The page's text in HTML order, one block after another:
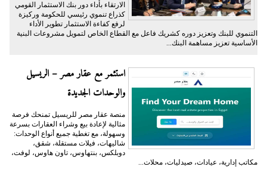
الارتقاء بأداء دور بنك الاستثمار القومي
كذراع تنموي رئيسي للحكومة وركيزة
لرفع كفاءة الاستثمار تطوير الأداء
التنموي للبنك وتعزيز دوره كشريك فاعل مع القطاع الخاص لتمويل مشروعات البنية
الأساسية تعزيز مساهمة البنك...
استثمر مع عقار مصر – الريسيل
والوحدات الجديدة
منصة عقار مصر للريسيل تمنحك فرصة
مثالية لإعادة بيع وشراء العقارات بسرعة
وسهولة، مع تغطية جميع أنواع الوحدات:
شاليهات، فيلات مستقلة، شقق،
دوبلكس، بنتهاوس، تاون هاوس، لوفت،
مكاتب إدارية، عيادات، صيدليات، محلات...